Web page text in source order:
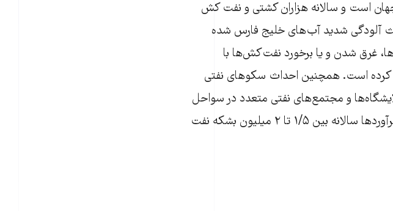
است و سالانه هزاران کشتی و نفت کش
آلودگی شدید آب‌های خلیج فارس شده
غرق شدن و یا برخورد نفت‌کش‌ها با
کرده است. همچنین احداث سکوهای نفتی
و مجتمع‌های نفتی متعدد در سواحل
خلیج فارس بر آلودگی‌های آن افزوده است. طبق برخی برآوردها سالانه بین ۱/۵ تا ۲ میلیون بشکه نفت